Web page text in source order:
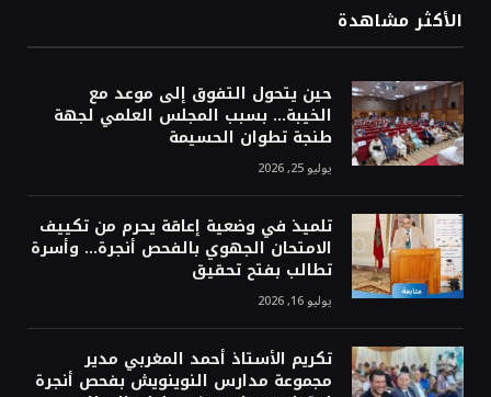
الأكثر مشاهدة
حين يتحول التفوق إلى موعد مع
الخيبة… بسبب المجلس العلمي لجهة
طنجة تطوان الحسيمة
يوليو 25, 2026
تلميذ في وضعية إعاقة يحرم من تكييف
الامتحان الجهوي بالفحص أنجرة… وأسرة
تطالب بفتح تحقيق
يوليو 16, 2026
تكريم الأستاذ أحمد المغربي مدير
مجموعة مدارس النوينويش بفحص أنجرة